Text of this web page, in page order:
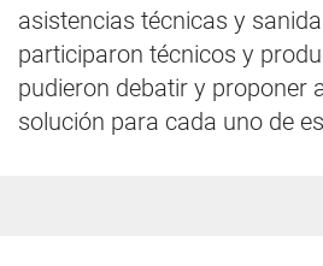
asistencias técnicas y
participaron técnicos y
pudieron debatir y proponer
solución para cada uno de